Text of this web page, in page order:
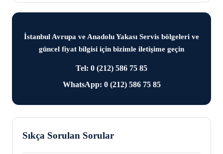
İstanbul Avrupa ve Anadolu Yakası Servis bölgeleri ve
güncel fiyat bilgisi için bizimle iletişime geçin
Tel: 0 (212) 586 75 85
WhatsApp: 0 (212) 586 75 85
Sıkça Sorulan Sorular